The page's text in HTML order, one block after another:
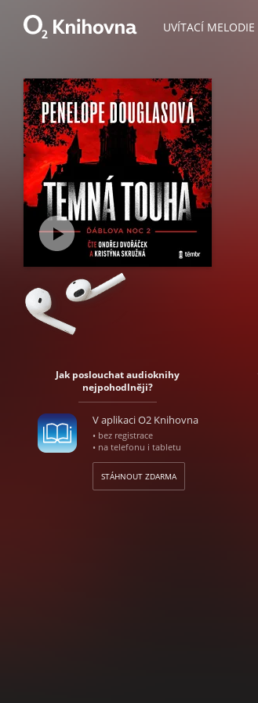
UVÍTACÍ MELODIE
Jak poslouchat audioknihy
nejpohodlněji?
V aplikaci O2 Knihovna
• bez registrace
• na telefonu i tabletu
STÁHNOUT ZDARMA